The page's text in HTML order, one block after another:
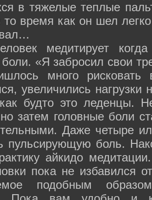
в тяжелые теплые
то время как он шел
медитирует
«Я забросил свои
много
увеличились нагрузки
будто это леденцы.
затем головные боли
Даже четыре
пульсирующую боль.
айкидо
пока не избавился
подобным